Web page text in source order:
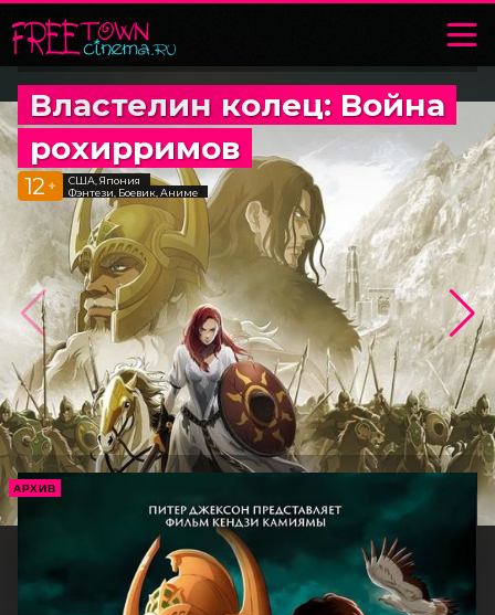
Властелин колец: Война
рохирримов
12 +
США, Япония
Фэнтези, Боевик, Аниме
АРХИВ